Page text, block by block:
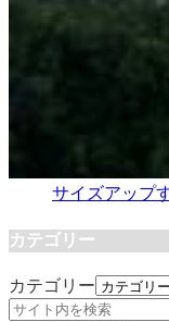
サイズアップ
カテゴリー
カテゴリー